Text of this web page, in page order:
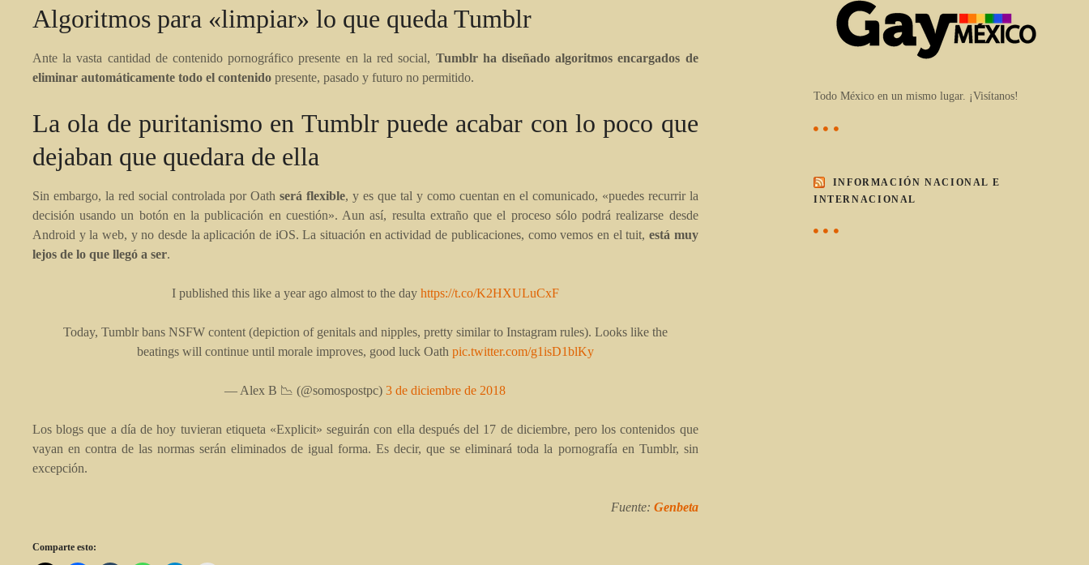
Algoritmos para «limpiar» lo que queda Tumblr
Ante la vasta cantidad de contenido pornográfico presente en la red social, Tumblr ha diseñado algoritmos encargados de
eliminar automáticamente todo el contenido presente, pasado y futuro no permitido.
La ola de puritanismo en Tumblr puede acabar con lo poco que
dejaban que quedara de ella
Sin embargo, la red social controlada por Oath será flexible, y es que tal y como cuentan en el comunicado, «puedes recurrir la
decisión usando un botón en la publicación en cuestión». Aun así, resulta extraño que el proceso sólo podrá realizarse desde
Android y la web, y no desde la aplicación de iOS. La situación en actividad de publicaciones, como vemos en el tuit, está muy
lejos de lo que llegó a ser.
I published this like a year ago almost to the day https://t.co/K2HXULuCxF
Today, Tumblr bans NSFW content (depiction of genitals and nipples, pretty similar to Instagram rules). Looks like the
beatings will continue until morale improves, good luck Oath pic.twitter.com/g1isD1blKy
— Alex B 📉 (@somospostpc)3 de diciembre de 2018
Los blogs que a día de hoy tuvieran etiqueta «Explicit» seguirán con ella después del 17 de diciembre, pero los contenidos que
vayan en contra de las normas serán eliminados de igual forma. Es decir, que se eliminará toda la pornografía en Tumblr, sin
excepción.
Fuente: Genbeta
Comparte esto:
Todo México en un mismo lugar. ¡Visítanos!
INFORMACIÓN NACIONAL E
INTERNACIONAL